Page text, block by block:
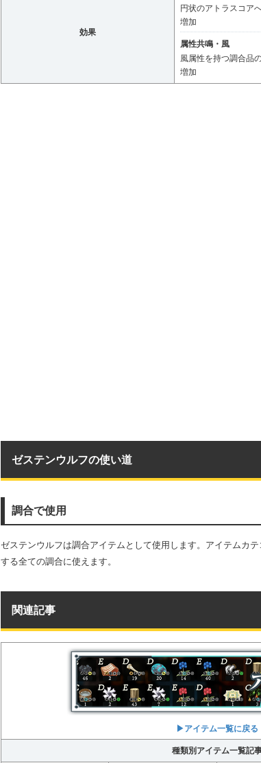
効果
円状のアトラスコア
増加
属性共鳴・風
風属性を持つ調合品
増加
ゼステンウルフの使い道
調合で使用
ゼステンウルフは調合アイテムとして使用します。アイテムカ
する全ての調合に使えます。
関連記事
▶︎アイテム一覧に戻る
種類別アイテム一覧記